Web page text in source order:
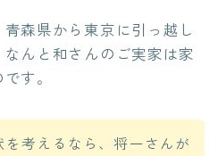
森県から東京に引っ越し
んと和さんのご実家は家
す。
を考えるなら、将一さんが